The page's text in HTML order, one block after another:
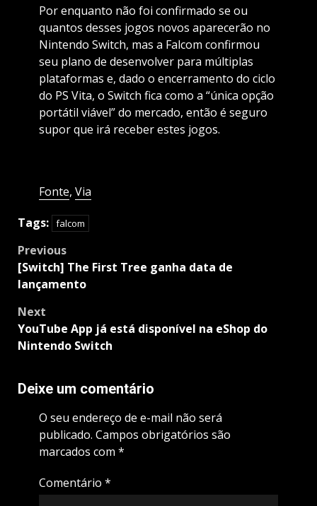
Por enquanto não foi confirmado se ou
quantos desses jogos novos aparecerão no
Nintendo Switch, mas a Falcom confirmou
seu plano de desenvolver para múltiplas
plataformas e, dado o encerramento do ciclo
do PS Vita, o Switch fica como a “única opção
portátil viável” do mercado, então é seguro
supor que irá receber estes jogos.
Fonte, Via
Tags: falcom
Post
navigation
Previous
[Switch] The First Tree ganha data de
lançamento
Next
YouTube App já está disponível na eShop do
Nintendo Switch
Deixe um comentário
O seu endereço de e-mail não será
publicado. Campos obrigatórios são
marcados com *
Comentário *